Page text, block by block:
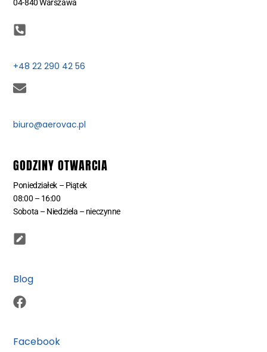
04-840 Warszawa
+48 22 290 42 56
biuro@aerovac.pl
GODZINY OTWARCIA
Poniedziałek – Piątek
08:00 – 16:00
Sobota – Niedziela – nieczynne
Blog
Facebook